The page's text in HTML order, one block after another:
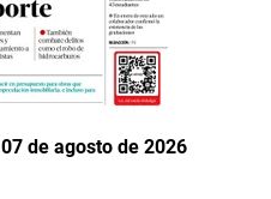
de agosto de 2026